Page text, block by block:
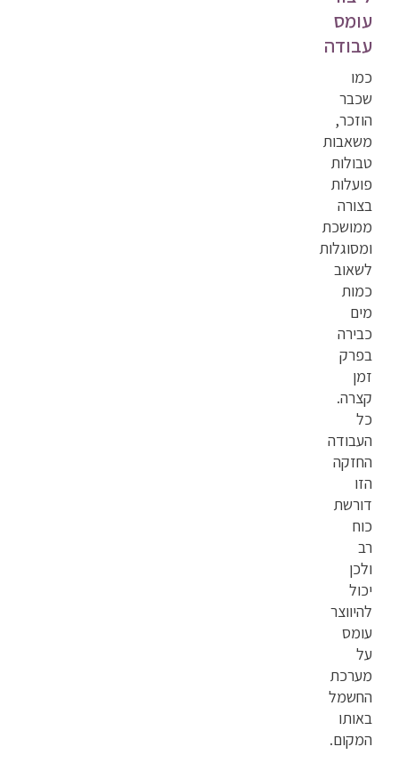
עומס
עבודה
כמו
שכבר
הוזכר,
משאבות
טבולות
פועלות
בצורה
ממושכת
ומסוגלות
לשאוב
כמות
מים
כבירה
בפרק
זמן
קצרה.
כל
העבודה
החזקה
הזו
דורשת
כוח
רב
ולכן
יכול
להיווצר
עומס
על
מערכת
החשמל
באותו
המקום.